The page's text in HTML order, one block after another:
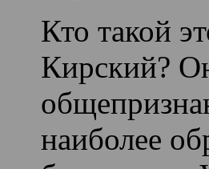
Кто такой
Кирский?
наиболее